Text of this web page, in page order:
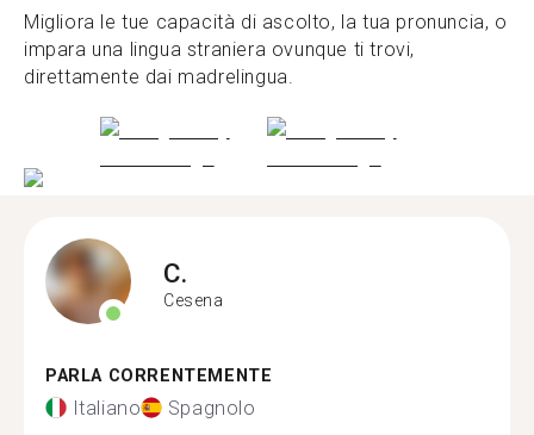
Migliora le tue capacità di ascolto, la tua pronuncia, o
impara una lingua straniera ovunque ti trovi,
direttamente dai madrelingua.
C.
Cesena
PARLA CORRENTEMENTE
Italiano Spagnolo